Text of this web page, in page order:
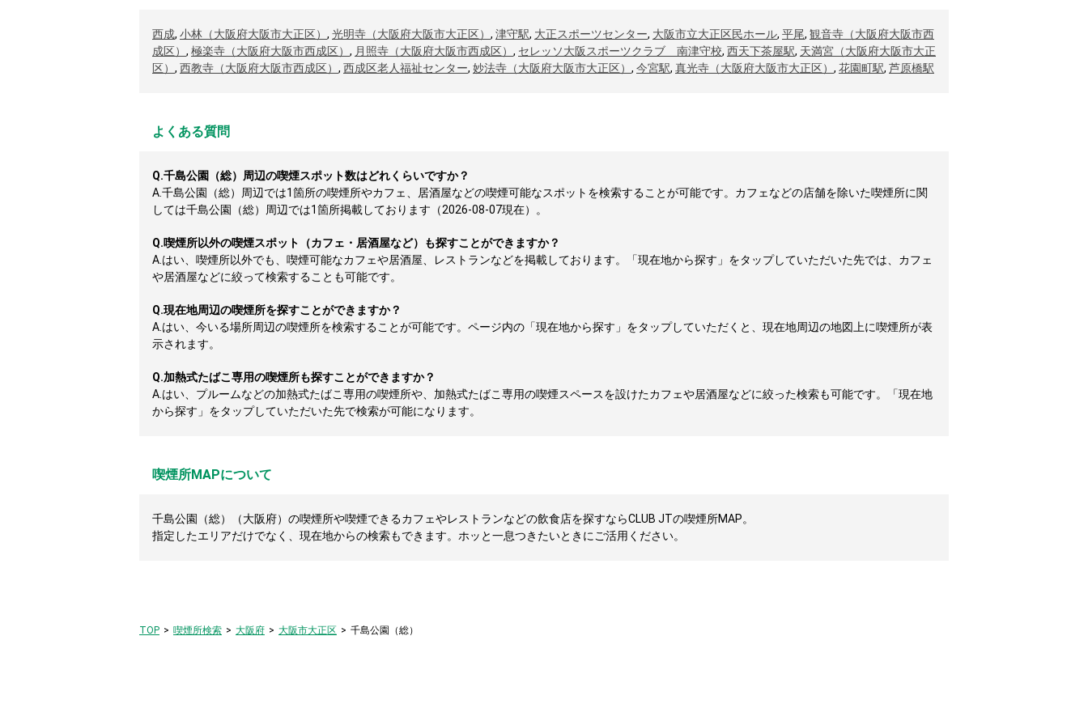
西成, 小林（大阪府大阪市大正区） , 光明寺（大阪府大阪市大正区） , 津守駅, 大正スポーツセンター, 大阪市立大正区民ホール, 平尾, 観音寺（大阪府大阪市西
成区） , 極楽寺（大阪府大阪市西成区） , 月照寺（大阪府大阪市西成区） , セレッソ大阪スポーツクラブ 南津守校, 西天下茶屋駅, 天満宮（大阪府大阪市大正
区） , 西教寺（大阪府大阪市西成区） , 西成区老人福祉センター, 妙法寺（大阪府大阪市大正区） , 今宮駅, 真光寺（大阪府大阪市大正区） , 花園町駅, 芦原橋駅
よくある質問
Q.千島公園（総）周辺の喫煙スポット数はどれくらいですか？
A.千島公園（総）周辺では1箇所の喫煙所やカフェ、居酒屋などの喫煙可能なスポットを検索することが可能です。カフェなどの店舗を除いた喫煙所に関
しては千島公園（総）周辺では1箇所掲載しております（2026-08-07現在）。
Q.喫煙所以外の喫煙スポット（カフェ・居酒屋など）も探すことができますか？
A. はい、喫煙所以外でも、喫煙可能なカフェや居酒屋、レストランなどを掲載しております。「現在地から探す」をタップしていただいた先では、カフェ
や居酒屋などに絞って検索することも可能です。
Q.現在地周辺の喫煙所を探すことができますか？
A. はい、今いる場所周辺の喫煙所を検索することが可能です。ページ内の「現在地から探す」をタップしていただくと、現在地周辺の地図上に喫煙所が表
示されます。
Q.加熱式たばこ専用の喫煙所も探すことができますか？
A. はい、プルームなどの加熱式たばこ専用の喫煙所や、加熱式たばこ専用の喫煙スペースを設けたカフェや居酒屋などに絞った検索も可能です。「現在地
から探す」をタップしていただいた先で検索が可能になります。
喫煙所MAPについて
千島公園（総）（大阪府）の喫煙所や喫煙できるカフェやレストランなどの飲食店を探すならCLUB JTの喫煙所MAP。
指定したエリアだけでなく、現在地からの検索もできます。ホッと一息つきたいときにご活用ください。
TOP 喫煙所検索 大阪府 大阪市大正区 千島公園（総）